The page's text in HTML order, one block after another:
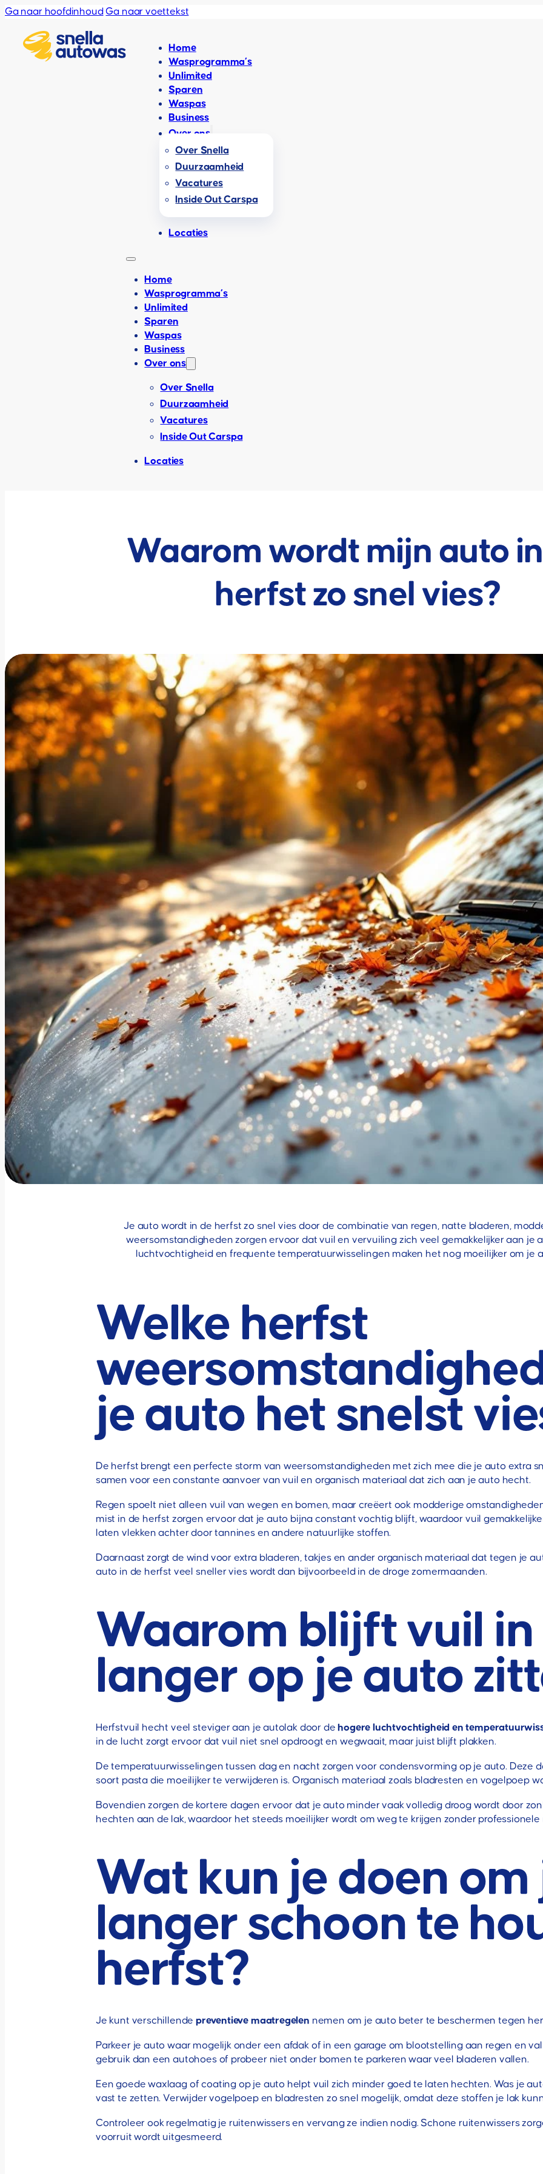
Ga naar hoofdinhoud Ga naar voettekst
Home
Wasprogramma’s
Unlimited
Sparen
Waspas
Business
Over ons
Over Snella
Duurzaamheid
Vacatures
Inside Out Carspa
Locaties
Home
Wasprogramma’s
Unlimited
Sparen
Waspas
Business
Over ons
Over Snella
Duurzaamheid
Vacatures
Inside Out Carspa
Locaties
Waarom wordt mijn auto
herfst zo snel vies?
Je auto wordt in de herfst zo snel vies door de combinatie van regen, natte bladeren,
weersomstandigheden zorgen ervoor dat vuil en vervuiling zich veel gemakkelijker aan je
luchtvochtigheid en frequente temperatuurwisselingen maken het nog moeilijker om je
Welke herfst
je auto het snelst
De herfst brengt een perfecte storm van weersomstandigheden met zich mee die je auto extra
samen voor een constante aanvoer van vuil en organisch materiaal dat zich aan je auto hecht.
Regen spoelt niet alleen vuil van wegen en bomen, maar creëert ook modderige
mist in de herfst zorgen ervoor dat je auto bijna constant vochtig blijft, waardoor vuil
laten vlekken achter door tannines en andere natuurlijke stoffen.
Daarnaast zorgt de wind voor extra bladeren, takjes en ander organisch materiaal dat tegen je
auto in de herfst veel sneller vies wordt dan bijvoorbeeld in de droge zomermaanden.
Waarom blijft vuil
langer op je auto
Herfstvuil hecht veel steviger aan je autolak door dehogere luchtvochtigheid en
in de lucht zorgt ervoor dat vuil niet snel opdroogt en wegwaait, maar juist blijft plakken.
De temperatuurwisselingen tussen dag en nacht zorgen voor condensvorming op je auto. Deze
soort pasta die moeilijker te verwijderen is. Organisch materiaal zoals bladresten en vogelpoep
Bovendien zorgen de kortere dagen ervoor dat je auto minder vaak volledig droog wordt door
hechten aan de lak, waardoor het steeds moeilijker wordt om weg te krijgen zonder professionele
Wat kun je doen
langer schoon te
herfst?
Je kunt verschillendepreventieve maatregelen nemen om je auto beter te beschermen tegen
Parkeer je auto waar mogelijk onder een afdak of in een garage om blootstelling aan regen en
gebruik dan een autohoes of probeer niet onder bomen te parkeren waar veel bladeren vallen.
Een goede waxlaag of coating op je auto helpt vuil zich minder goed te laten hechten. Was je
vast te zetten. Verwijder vogelpoep en bladresten zo snel mogelijk, omdat deze stoffen je lak
Controleer ook regelmatig je ruitenwissers en vervang ze indien nodig. Schone ruitenwissers
voorruit wordt uitgesmeerd.